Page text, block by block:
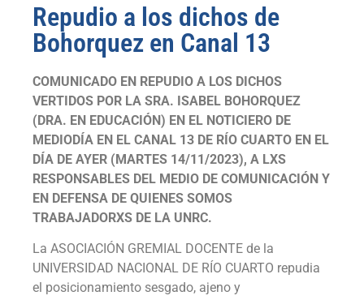
Repudio a los dichos de
Bohorquez en Canal 13
COMUNICADO EN REPUDIO A LOS DICHOS
VERTIDOS POR LA SRA. ISABEL BOHORQUEZ
(DRA. EN EDUCACIÓN) EN EL NOTICIERO DE
MEDIODÍA EN EL CANAL 13 DE RÍO CUARTO EN EL
DÍA DE AYER (MARTES 14/11/2023), A LXS
RESPONSABLES DEL MEDIO DE COMUNICACIÓN Y
EN DEFENSA DE QUIENES SOMOS
TRABAJADORXS DE LA UNRC.
La ASOCIACIÓN GREMIAL DOCENTE de la
UNIVERSIDAD NACIONAL DE RÍO CUARTO repudia
el posicionamiento sesgado, ajeno y